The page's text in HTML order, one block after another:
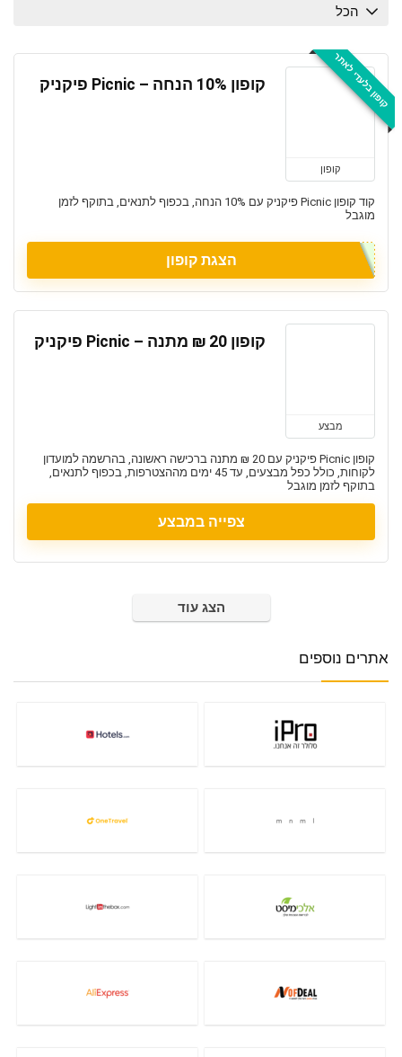
הכל
קופון בלעדי לאתר
קופון
קופון 10% הנחה – Picnic פיקניק
קוד קופון Picnic פיקניק עם 10% הנחה, בכפוף לתנאים, בתוקף לזמן
מוגבל
הצגת קופון
מבצע
קופון 20 ₪ מתנה – Picnic פיקניק
קופון Picnic פיקניק עם 20 ₪ מתנה ברכישה ראשונה, בהרשמה למועדון
לקוחות, כולל כפל מבצעים, עד 45 ימים מההצטרפות, בכפוף לתנאים,
בתוקף לזמן מוגבל
צפייה במבצע
הצג עוד
אתרים נוספים